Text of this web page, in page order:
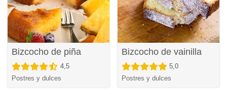
Bizcocho de piña
4,5
Postres y dulces
Bizcocho de vainilla
5,0
Postres y dulces